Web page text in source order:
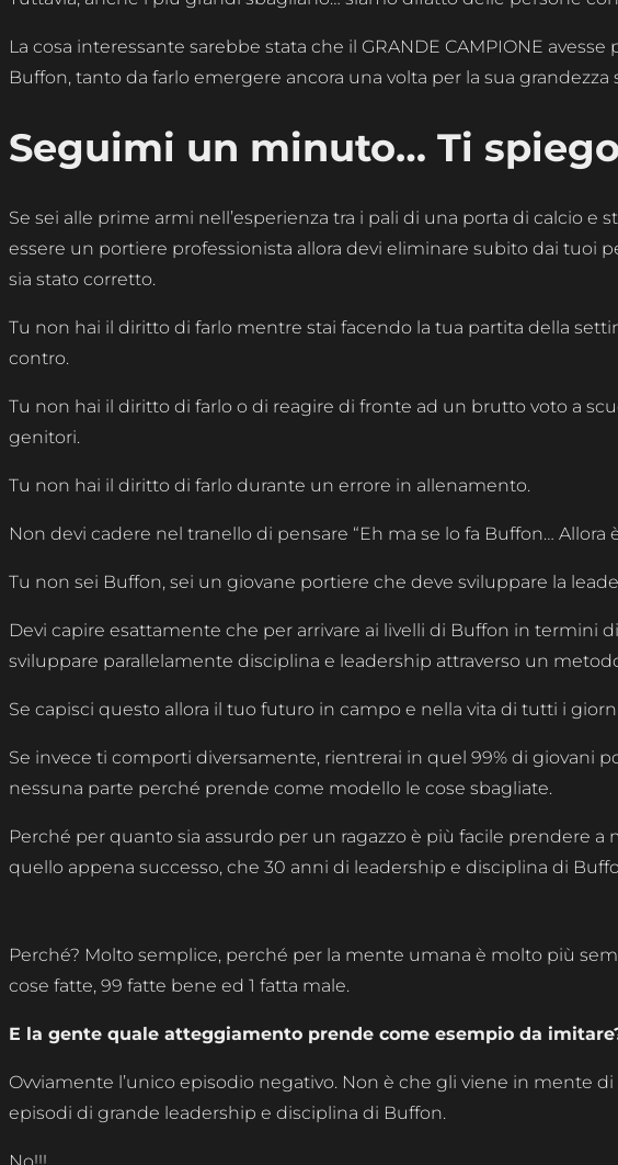
La cosa interessante sarebbe stata che il GRANDE CAMPIONE
Buffon, tanto da farlo emergere ancora una volta per la sua grandezza
Seguimi un minuto… Ti
Se sei alle prime armi nell’esperienza tra i pali di una porta di calcio e
essere un portiere professionista allora devi eliminare subito dai tuoi
sia stato corretto.
Tu non hai il diritto di farlo mentre stai facendo la tua partita della
contro.
Tu non hai il diritto di farlo o di reagire di fronte ad un brutto voto a
genitori.
Tu non hai il diritto di farlo durante un errore in allenamento.
Non devi cadere nel tranello di pensare “Eh ma se lo fa Buffon… Allora
Tu non sei Buffon, sei un giovane portiere che deve sviluppare la
Devi capire esattamente che per arrivare ai livelli di Buffon in termini
sviluppare parallelamente disciplina e leadership attraverso un
Se capisci questo allora il tuo futuro in campo e nella vita di tutti i
Se invece ti comporti diversamente, rientrerai in quel 99% di giovani
nessuna parte perché prende come modello le cose sbagliate.
Perché per quanto sia assurdo per un ragazzo è più facile prendere
quello appena successo, che 30 anni di leadership e disciplina di
Perché? Molto semplice, perché per la mente umana è molto più
cose fatte, 99 fatte bene ed 1 fatta male.
E la gente quale atteggiamento prende come esempio da
Ovviamente l’unico episodio negativo. Non è che gli viene in mente
episodi di grande leadership e disciplina di Buffon.